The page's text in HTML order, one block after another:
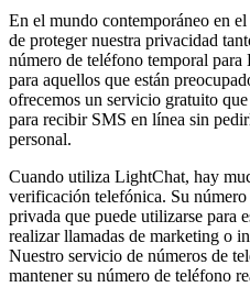
En el mundo contemporáneo en
de proteger nuestra privacidad
número de teléfono temporal
para aquellos que están
ofrecemos un servicio gratuito
para recibir SMS en línea sin
personal.
Cuando utiliza LightChat, hay
verificación telefónica. Su
privada que puede utilizarse para
realizar llamadas de marketing o
Nuestro servicio de números de
mantener su número de teléfono